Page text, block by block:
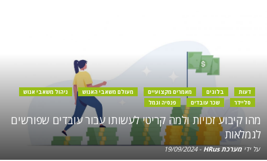
דעות בלוגים מאמרים מקצועיים מעולם משאבי האנוש
ניהול משאבי אנוש
סליידר
שכר עובדים פנסיה וגמל
מהו קיבוע זכויות ולמה קריטי לעשותו עבור עובדים שפורשים
לגמלאות
על ידי מערכת HRus -
19/09/2024